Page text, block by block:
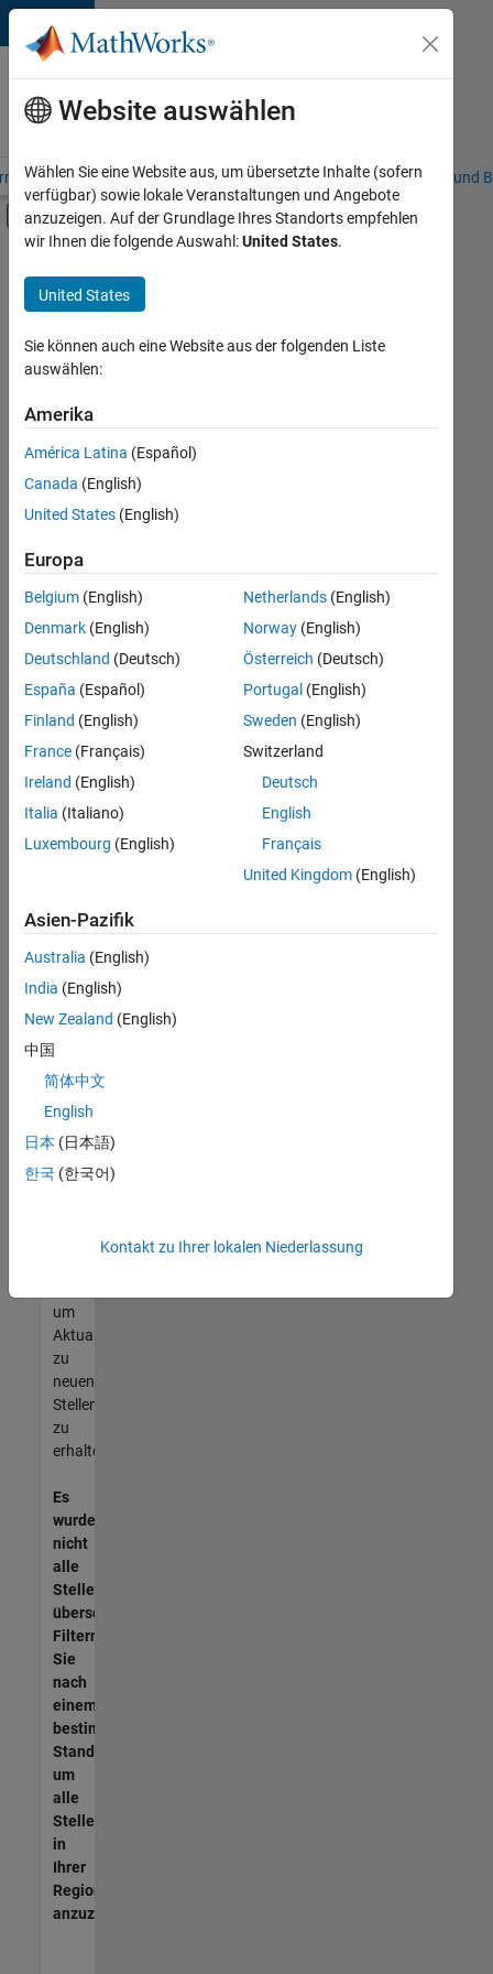
Weiter zum Inhalt
Karriere
bei
MathWorks
– Übersicht Stellensuche Niederlassungen Studierende und
Umschaltung für Off-Canvas-
Hauptinhalt
Information Technology
Legal
+1
Derzeit
es
keine
offenen
Stellen,
Ihren
Suchkriterien
entsprechen.
können
die
Suchkriterien
weiter
fassen
oder
alle
Stellenangebote
anzeigen .
noch
keine
offenen
Stellen
können,
die
Ihren
entsprechen,
werden
unseres
um
Aktualisierungen
zu
neuen
Stellenangeboten
zu
erhalten.
Es
wurden
nicht
alle
Stellen
übersetzt.
Filtern
Sie
nach
einem
bestimmten
Standort,
um
alle
Stellenangebote
in
Ihrer
Region
anzuzeigen.
Website auswählen
Wählen Sie eine Website aus, um übersetzte Inhalte (sofern
verfügbar) sowie lokale Veranstaltungen und Angebote
anzuzeigen. Auf der Grundlage Ihres Standorts empfehlen
wir Ihnen die folgende Auswahl:United States.
United States
Sie können auch eine Website aus der folgenden Liste
auswählen:
Amerika
América Latina (Español)
Canada (English)
United States (English)
Europa
Belgium (English)
Denmark (English)
Deutschland (Deutsch)
España (Español)
Finland (English)
France (Français)
Ireland (English)
Italia (Italiano)
Luxembourg (English)
Netherlands(English)
Norway(English)
Österreich (Deutsch)
Portugal (English)
Sweden (English)
Switzerland
Deutsch
English
Français
United Kingdom(English)
Asien-Pazifik
Australia (English)
India (English)
New Zealand (English)
中国
简体中文
English
日本 (日本語)
한국 (한국어)
Kontakt zu Ihrer lokalen Niederlassung